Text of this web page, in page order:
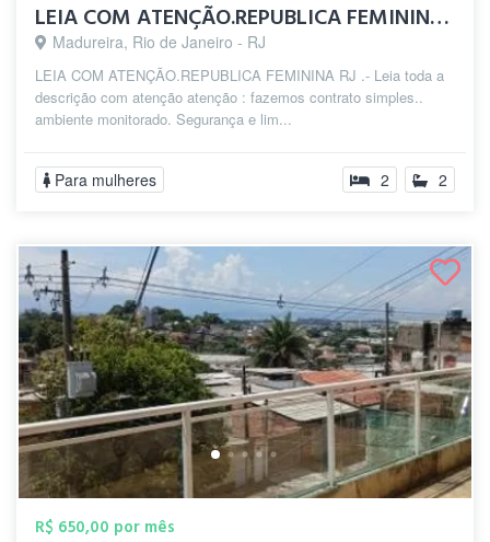
LEIA COM ATENÇÃO.REPUBLICA FEMININA zp(2...
Madureira, Rio de Janeiro - RJ
LEIA COM ATENÇÃO.REPUBLICA FEMININA RJ .- Leia toda a
descrição com atenção atenção : fazemos contrato simples..
ambiente monitorado. Segurança e lim...
Para mulheres 2 2
R$ 650,00 por mês